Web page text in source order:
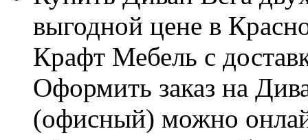
выгодной цене в
Крафт Мебель с
Оформить заказ на
(офисный) можно